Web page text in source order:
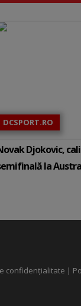
DCSPORT.RO
Djokovic,
la
confidențialitate |